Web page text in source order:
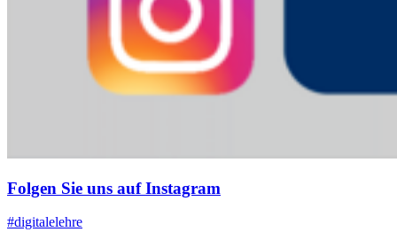
Folgen Sie uns auf Instagram
#digitalelehre